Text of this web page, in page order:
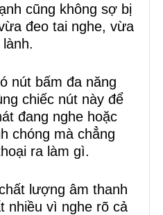
cũng không sợ bị
đeo tai nghe, vừa
nút bấm đa năng
chiếc nút này để
đang nghe hoặc
chóng mà chẳng
ra làm gì.
lượng âm thanh
nhiều vì nghe rõ cả